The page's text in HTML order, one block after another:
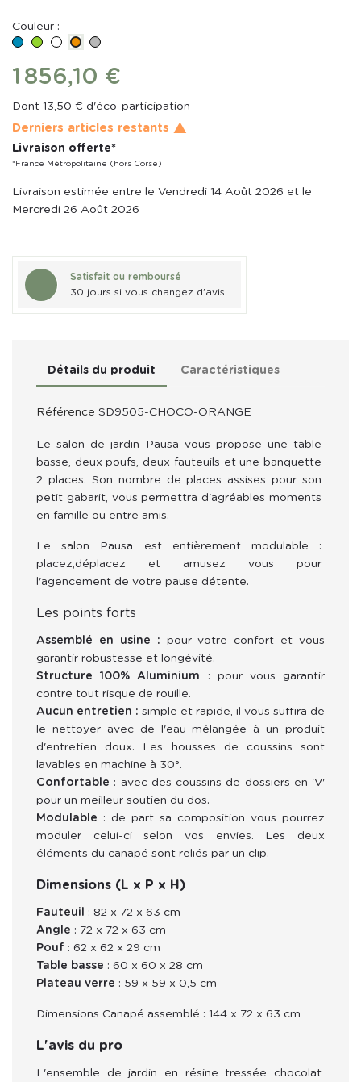
Couleur :
BleuVertBLANC
Orange
Gris
1 856,10 €
Dont 13,50 € d'éco-participation
Derniers articles restants 
Livraison offerte*
*France Métropolitaine (hors Corse)
Livraison estimée entre le Vendredi 14 Août 2026 et le
Mercredi 26 Août 2026
Satisfait ou remboursé
30 jours si vous changez d'avis
Détails du produit Caractéristiques
Référence SD9505-CHOCO-ORANGE
Le salon de jardin Pausa vous propose une table
basse, deux poufs, deux fauteuils et une banquette
2 places. Son nombre de places assises pour son
petit gabarit, vous permettra d'agréables moments
en famille ou entre amis.
Le salon Pausa est entièrement modulable :
placez,déplacez et amusez vous pour
l'agencement de votre pause détente.
Les points forts
Assemblé en usine : pour votre confort et vous
garantir robustesse et longévité.
Structure 100% Aluminium : pour vous garantir
contre tout risque de rouille.
Aucun entretien : simple et rapide, il vous suffira de
le nettoyer avec de l'eau mélangée à un produit
d'entretien doux. Les housses de coussins sont
lavables en machine à 30°.
Confortable : avec des coussins de dossiers en 'V'
pour un meilleur soutien du dos.
Modulable : de part sa composition vous pourrez
moduler celui-ci selon vos envies. Les deux
éléments du canapé sont reliés par un clip.
Dimensions (L x P x H)
Fauteuil
: 82 x 72 x 63 cm
Angle : 72 x 72 x 63 cm
Pouf : 62 x 62 x 29 cm
Table basse : 60 x 60 x 28 cm
Plateau verre : 59 x 59 x 0,5 cm
Dimensions Canapé assemblé : 144 x 72 x 63 cm
L'avis du pro
L'ensemble de jardin en résine tressée chocolat